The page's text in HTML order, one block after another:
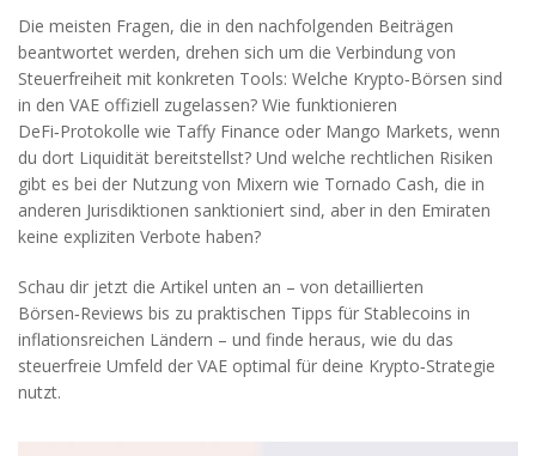
Die meisten Fragen, die in den nachfolgenden Beiträgen
beantwortet werden, drehen sich um die Verbindung von
Steuerfreiheit mit konkreten Tools: Welche Krypto‑Börsen sind
in den VAE offiziell zugelassen? Wie funktionieren
DeFi‑Protokolle wie Taffy Finance oder Mango Markets, wenn
du dort Liquidität bereitstellst? Und welche rechtlichen Risiken
gibt es bei der Nutzung von Mixern wie Tornado Cash, die in
anderen Jurisdiktionen sanktioniert sind, aber in den Emiraten
keine expliziten Verbote haben?
Schau dir jetzt die Artikel unten an – von detaillierten
Börsen‑Reviews bis zu praktischen Tipps für Stablecoins in
inflationsreichen Ländern – und finde heraus, wie du das
steuerfreie Umfeld der VAE optimal für deine Krypto‑Strategie
nutzt.